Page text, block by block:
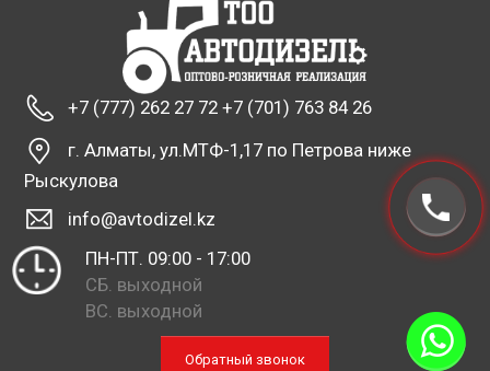
+7 (777) 262 27 72 +7 (701) 763 84 26
г. Алматы, ул.МТФ-1,17 по Петрова ниже
Рыскулова
info@avtodizel.kz
ПН-ПТ. 09:00 - 17:00
СБ. выходной
ВС. выходной
Обратный звонок